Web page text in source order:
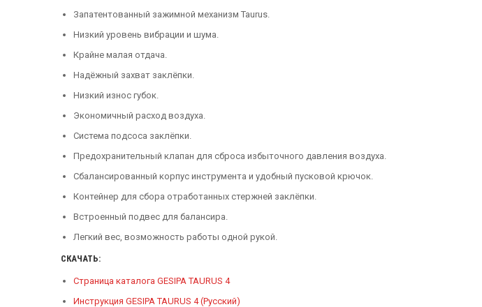
Запатентованный зажимной механизм Taurus.
Низкий уровень вибрации и шума.
Крайне малая отдача.
Надёжный захват заклёпки.
Низкий износ губок.
Экономичный расход воздуха.
Система подсоса заклёпки.
Предохранительный клапан для сброса избыточного давления воздуха.
Сбалансированный корпус инструмента и удобный пусковой крючок.
Контейнер для сбора отработанных стержней заклёпки.
Встроенный подвес для балансира.
Легкий вес, возможность работы одной рукой.
СКАЧАТЬ:
Страница каталога GESIPA TAURUS 4
Инструкция GESIPA TAURUS 4 (Русский)